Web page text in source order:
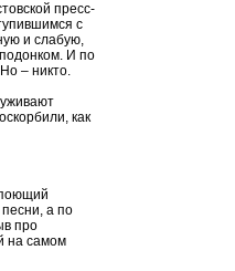
пресс-
с
и слабую,
И по
– никто.
как
а по
про
на самом